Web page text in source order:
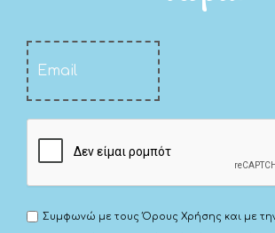
Συμφωνώ με τουςΌρους Χρήσης και με